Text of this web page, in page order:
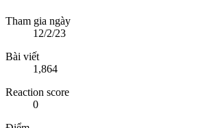
Tham gia ngày
12/2/23
Bài viết
1,864
Reaction score
0